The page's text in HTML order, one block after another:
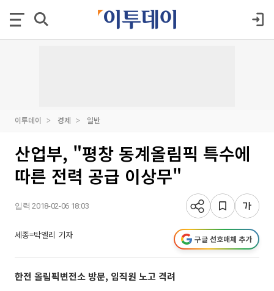
이투데이 경제 일반
산업부, "평창 동계올림픽 특수에
따른 전력 공급 이상무"
입력 2018-02-06 18:03
세종=박엘리 기자 구글 선호매체 추가
한전 올림픽변전소 방문, 임직원 노고 격려